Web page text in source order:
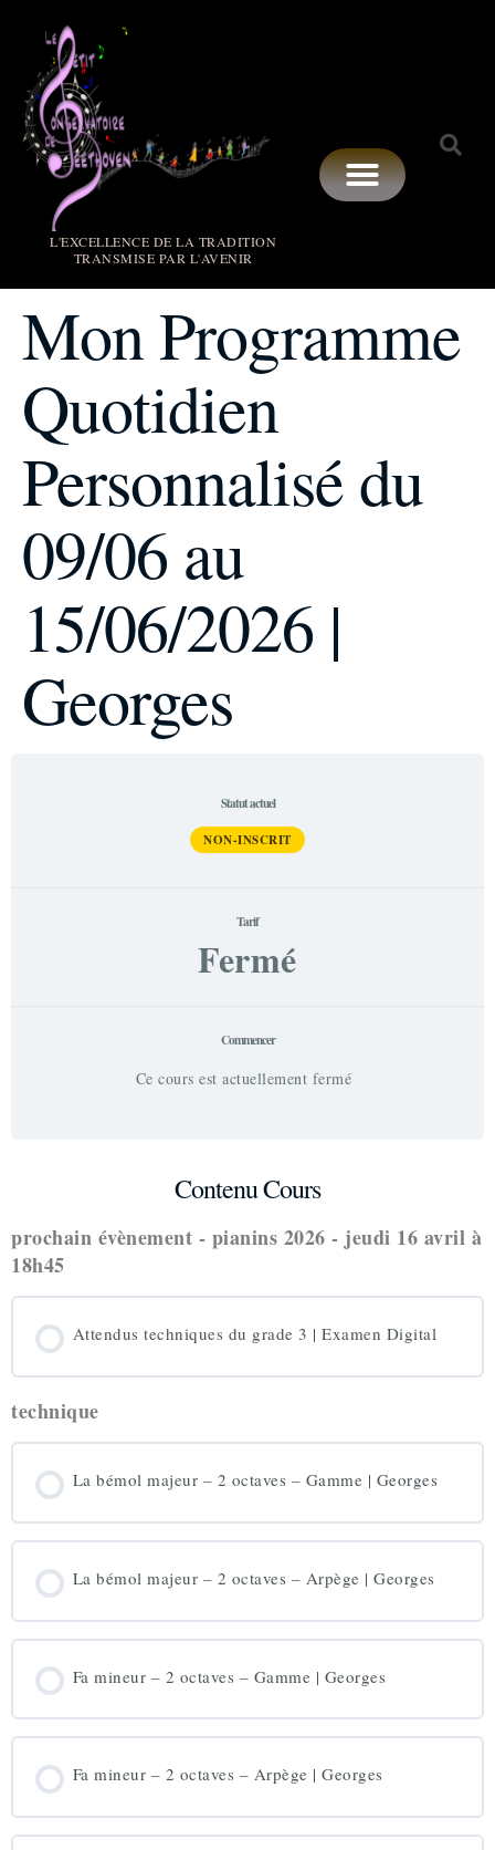
L'EXCELLENCE DE LA TRADITION
TRANSMISE PAR L'AVENIR
Mon Programme
Quotidien
Personnalisé du
09/06 au
15/06/2026 |
Georges
Statut actuel
NON-INSCRIT
Tarif
Fermé
Commencer
Ce cours est actuellement fermé
Contenu Cours
prochain évènement - pianins 2026 - jeudi 16 avril à
18h45
Attendus techniques du grade 3 | Examen Digital
technique
La bémol majeur – 2 octaves – Gamme | Georges
La bémol majeur – 2 octaves – Arpège | Georges
Fa mineur – 2 octaves – Gamme | Georges
Fa mineur – 2 octaves – Arpège | Georges